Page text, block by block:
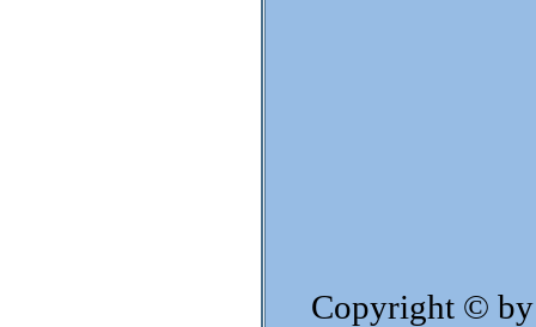
Copyright © by